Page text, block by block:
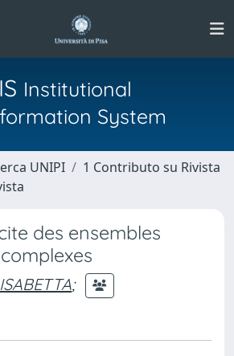
Institutional
System
UNIPI
1 Contributo su Rivista
des ensembles
;